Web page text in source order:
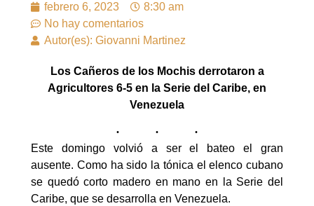
febrero 6, 2023
8:30 am
No hay comentarios
Autor(es): Giovanni Martinez
Los Cañeros de los Mochis derrotaron a
Agricultores 6-5 en la Serie del Caribe, en
Venezuela
Este domingo volvió a ser el bateo el gran
ausente. Como ha sido la tónica el elenco cubano
se quedó corto madero en mano en la Serie del
Caribe, que se desarrolla en Venezuela.